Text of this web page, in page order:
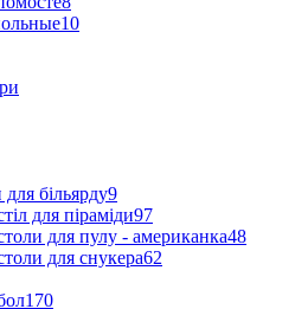
10
більярду9
для піраміди97
для пулу - американка48
для снукера62
170